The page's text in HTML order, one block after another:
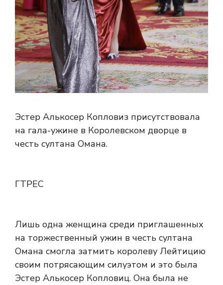
Эстер Алькосер Копловиз присутствовала
на гала-ужине в Королевском дворце в
честь султана Омана.
ГТРЕС
Лишь одна женщина среди приглашенных
на торжественный ужин в честь султана
Омана смогла затмить королеву Лейтицию
своим потрясающим силуэтом и это была
Эстер Алькосер Копловиц. Она была не